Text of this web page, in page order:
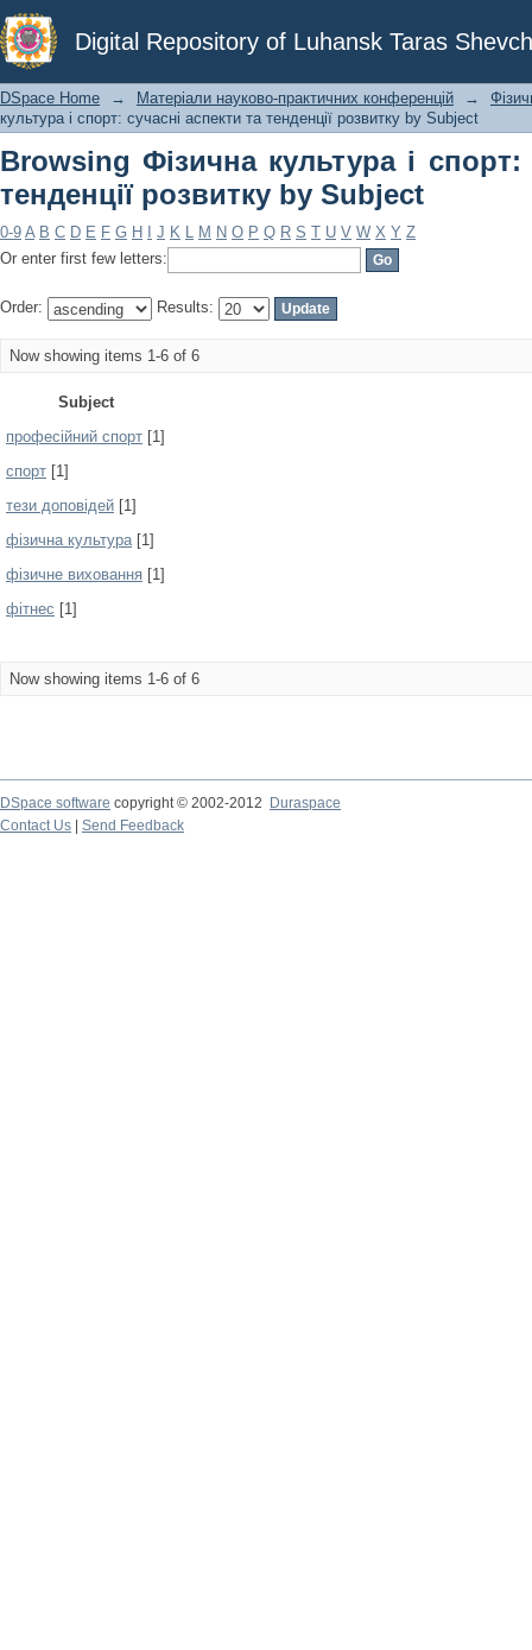
Digital Repository of Luhansk Taras
Browsing Фізична культура і спорт:
Subject
DSpace Home → Матеріали науково-практичних конференцій →
культура і спорт: сучасні аспекти та тенденції розвитку by Subject
Browsing Фізична культура і спорт:
тенденції розвитку by Subject
0-9 A B C D E F G H J K L M N O P Q R S T U V W X Y Z
Or enter first few letters:
Order: Results:
Now showing items 1-6 of 6
Subject
професійний спорт [1]
спорт [1]
тези доповідей [1]
фізична культура[1]
фізичне виховання [1]
фітнес [1]
Now showing items 1-6 of 6
DSpace software copyright © 2002-2012
Duraspace
Contact Us
Send Feedback